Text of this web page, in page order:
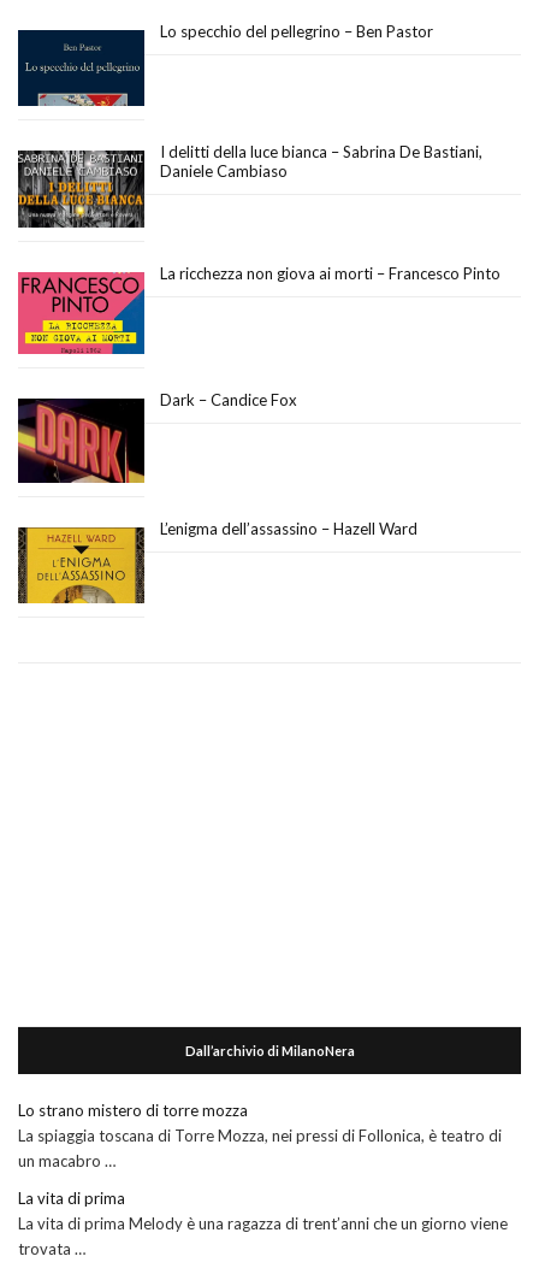
Lo specchio del pellegrino – Ben Pastor
I delitti della luce bianca – Sabrina De Bastiani,
Daniele Cambiaso
La ricchezza non giova ai morti – Francesco Pinto
Dark – Candice Fox
L’enigma dell’assassino – Hazell Ward
Dall’archivio di MilanoNera
Lo strano mistero di torre mozza
La spiaggia toscana di Torre Mozza, nei pressi di Follonica, è teatro di
un macabro …
La vita di prima
La vita di prima Melody è una ragazza di trent’anni che un giorno viene
trovata …